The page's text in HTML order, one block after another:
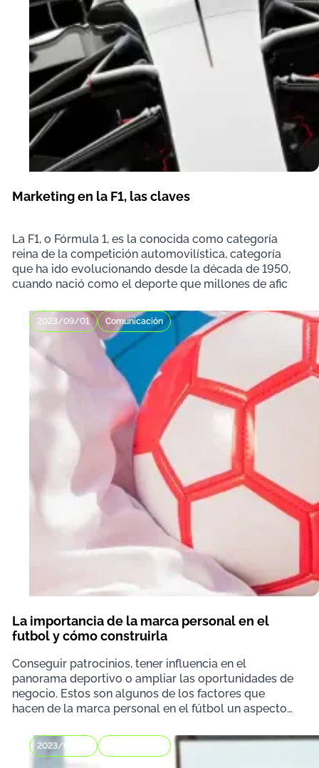
Marketing en la F1, las claves
La F1, o Fórmula 1, es la conocida como categoría
reina de la competición automovilística, categoría
que ha ido evolucionando desde la década de 1950,
cuando nació como el deporte que millones de afic
2023/09/01 Comunicación
La importancia de la marca personal en el
futbol y cómo construirla
Conseguir patrocinios, tener influencia en el
panorama deportivo o ampliar las oportunidades de
negocio. Estos son algunos de los factores que
hacen de la marca personal en el fútbol un aspecto
2023/09/27